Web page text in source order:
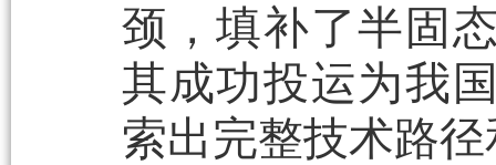
颈，填补了半固
其成功投运为我
索出完整技术路